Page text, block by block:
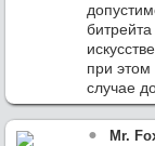
при
случае
Mr.